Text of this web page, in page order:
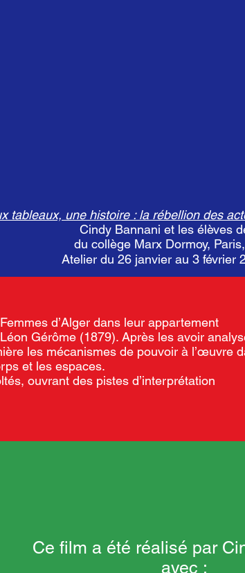
tableaux, une histoire : la rébellion des
Cindy Bannani et les élèves
du collège Marx Dormoy,
Atelier du 26 janvier au 3 février
d’Alger dans leur appartement
Gérôme (1879). Après les avoir
les mécanismes de pouvoir à l’œuvre
et les espaces.
ouvrant des pistes d’interprétation
Ce film a été réalisé par
avec :